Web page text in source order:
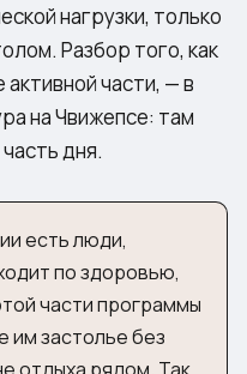
нагрузки, только
Разбор того, как
части, — в
на Чвижепсе: там
дня.
есть люди,
по здоровью,
части программы
застолье без